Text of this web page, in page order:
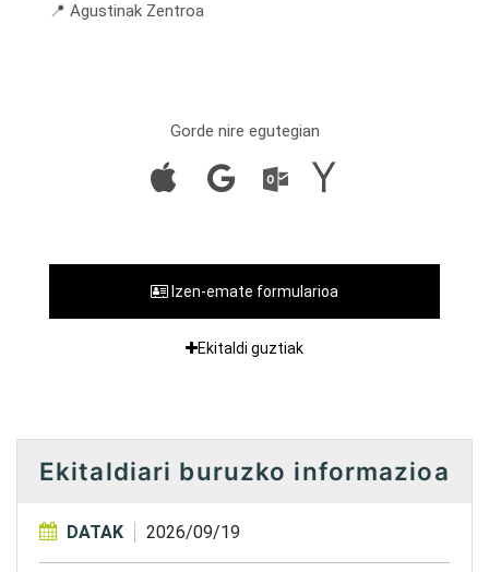
📍 Agustinak Zentroa
Gorde nire egutegian
Izen-emate formularioa
Ekitaldi guztiak
Ekitaldiari buruzko informazioa
DATAK 2026/09/19